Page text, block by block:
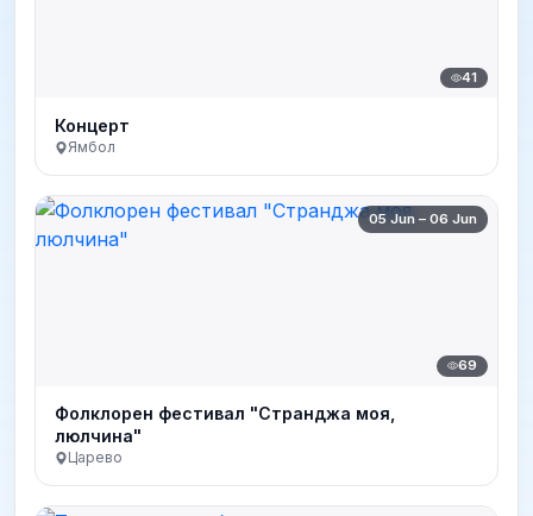
41
Концерт
Ямбол
05 Jun – 06 Jun
69
Фолклорен фестивал "Странджа моя,
люлчина"
Царево